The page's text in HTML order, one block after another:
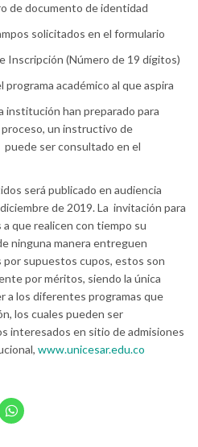
de documento de identidad
solicitados en el formulario
Inscripción (Número de 19 dígitos)
programa académico al que aspira
institución han preparado para
proceso, un instructivo de
puede ser consultado en el
será publicado en audiencia
de 2019. La invitación para
que realicen con tiempo su
ninguna manera entreguen
supuestos cupos, estos son
por méritos, siendo la única
a los diferentes programas que
los cuales pueden ser
interesados en sitio de admisiones
www.unicesar.edu.co